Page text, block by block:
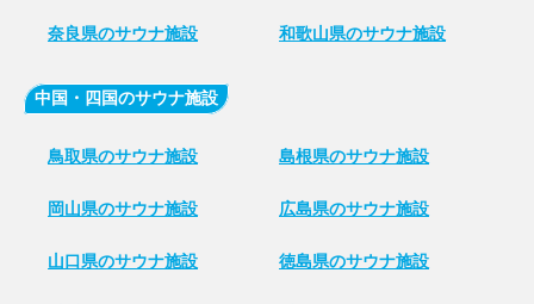
奈良県のサウナ施設 和歌山県のサウナ施設
中国・四国のサウナ施設
鳥取県のサウナ施設 島根県のサウナ施設
岡山県のサウナ施設 広島県のサウナ施設
山口県のサウナ施設 徳島県のサウナ施設